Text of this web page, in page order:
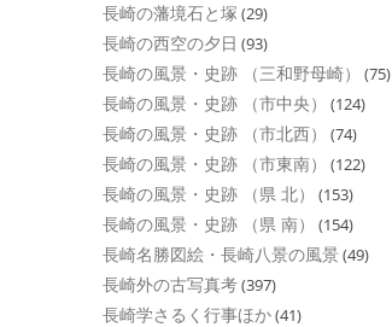
長崎の藩境石と塚 (29)
長崎の西空の夕日 (93)
長崎の風景・史跡 （三和野母崎） (75)
長崎の風景・史跡 （市中央） (124)
長崎の風景・史跡 （市北西） (74)
長崎の風景・史跡 （市東南） (122)
長崎の風景・史跡 （県 北） (153)
長崎の風景・史跡 （県 南） (154)
長崎名勝図絵・長崎八景の風景 (49)
長崎外の古写真考(397)
長崎学さるく行事ほか(41)